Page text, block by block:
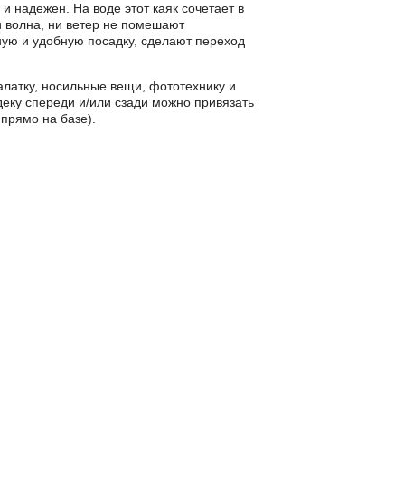
На воде этот каяк сочетает в
волна, ни ветер не помешают
и удобную посадку, сделают переход
носильные вещи, фототехнику и
спереди и/или сзади можно привязать
на базе).